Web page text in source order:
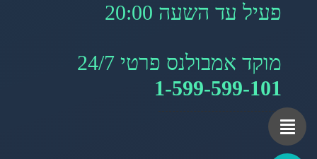
פעיל עד השעה 20:00
מוקד אמבולנס פרטי 24/7
1-599-599-101